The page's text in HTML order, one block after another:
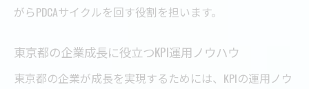
がらPDCAサイクルを回す役割を担います。
東京都の企業成長に役立つKPI運用ノウハウ
東京都の企業が成長を実現するためには、KPIの運用ノウ